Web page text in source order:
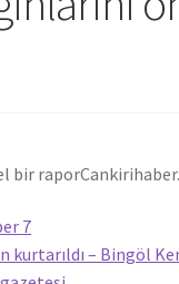
bir rapor
7
kurtarıldı – Bingöl